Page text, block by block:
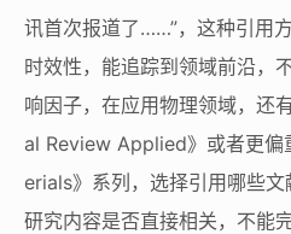
讯首次报道了……”，这种引用
时效性，能追踪到领域前沿，
响因子，在应用物理领域，还
al Review Applied》或者更
erials》系列，选择引用哪些
研究内容是否直接相关，不能